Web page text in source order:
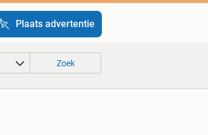
Plaats advertentie
Zoek